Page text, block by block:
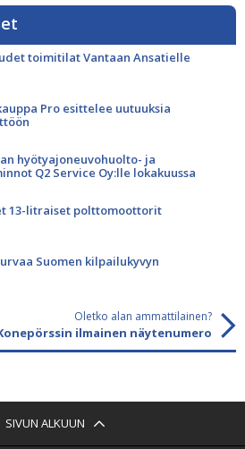
toimitilat Vantaan Ansatielle
Pro esittelee uutuuksia
hyötyajoneuvohuolto- ja
Q2 Service Oy:lle lokakuussa
13-litraiset polttomoottorit
Suomen kilpailukyvyn
Oletko alan ammattilainen?
ilmainen näytenumero
SIVUN ALKUUN